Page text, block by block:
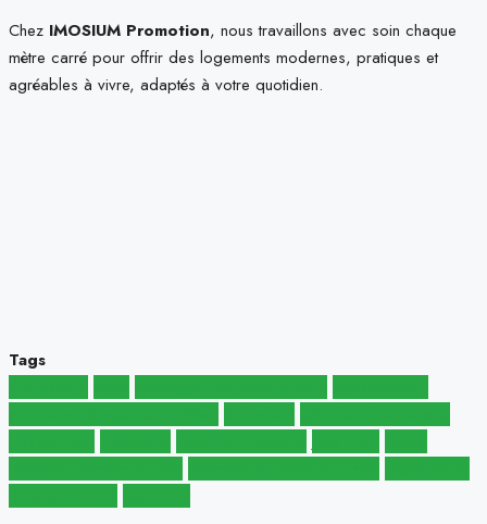
Chez IMOSIUM Promotion, nous travaillons avec soin chaque
mètre carré pour offrir des logements modernes, pratiques et
agréables à vivre, adaptés à votre quotidien.
Tags